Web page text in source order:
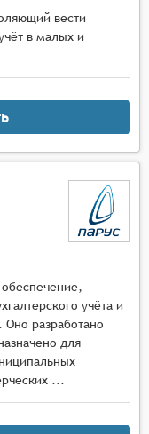
вести
в малых и
учёта и
Оно разработано
для
...